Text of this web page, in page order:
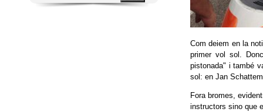
Com deiem en la
primer vol sol.
pistonada" i també
sol: en Jan
Fora bromes,
instructors sino que